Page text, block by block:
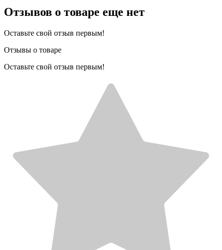
Отзывов о товаре еще нет
Оставьте свой отзыв первым!
Отзывы о товаре
Оставьте свой отзыв первым!